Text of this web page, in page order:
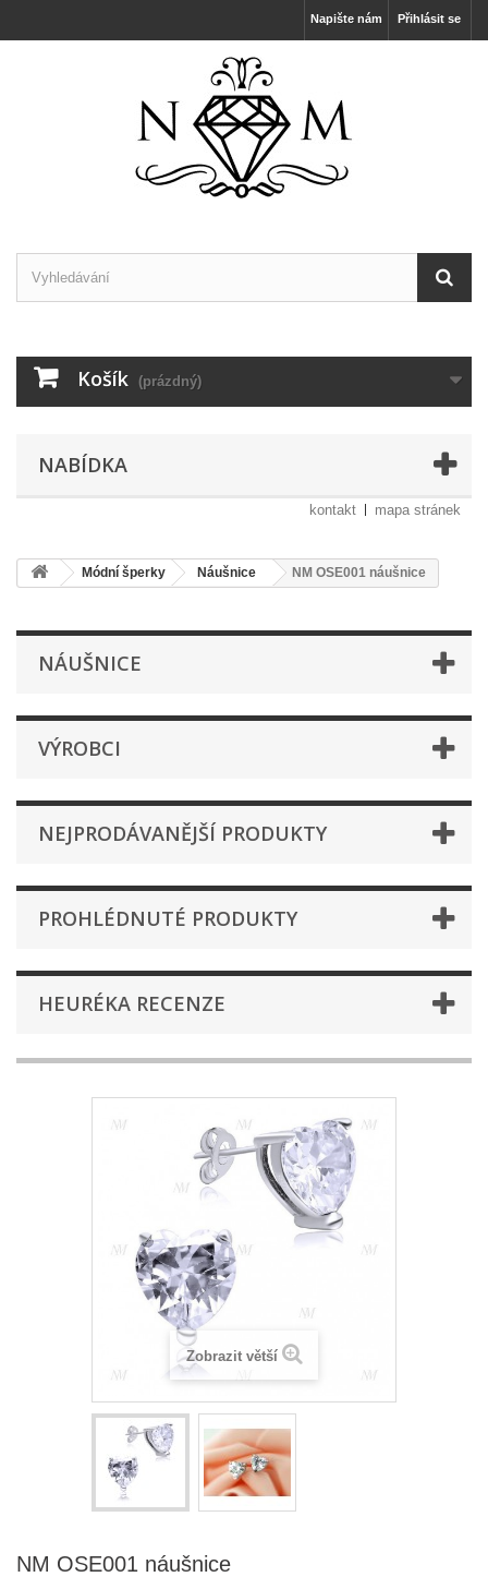
Přihlásit se
Napište nám
Košík (prázdný)
NABÍDKA
kontakt mapa stránek
Módní šperky Náušnice NM OSE001 náušnice
NÁUŠNICE
VÝROBCI
NEJPRODÁVANĚJŠÍ PRODUKTY
PROHLÉDNUTÉ PRODUKTY
HEURÉKA RECENZE
Zobrazit větší
NM OSE001 náušnice